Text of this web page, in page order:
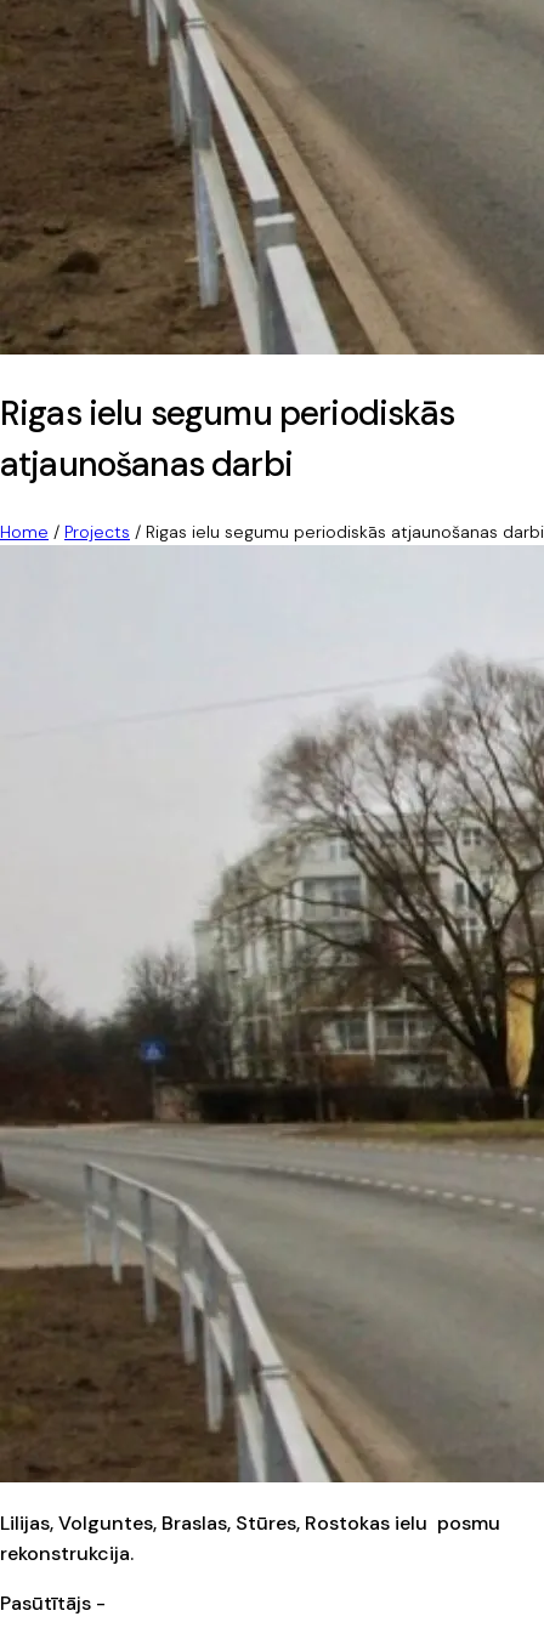
Rigas ielu segumu periodiskās
atjaunošanas darbi
Home / Projects / Rigas ielu segumu periodiskās atjaunošanas darbi
Lilijas, Volguntes, Braslas, Stūres, Rostokas ielu posmu
rekonstrukcija.
Pasūtītājs -